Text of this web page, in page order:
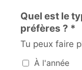
Quel est le
préfères ? *
Tu peux faire
Quel est le type
À l'année